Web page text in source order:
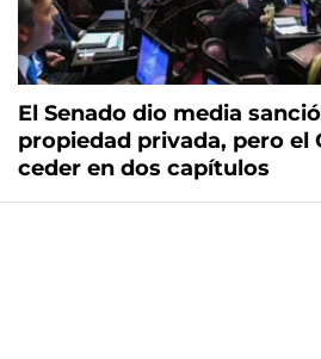
El Senado dio media
propiedad privada, pero el
ceder en dos capítulos